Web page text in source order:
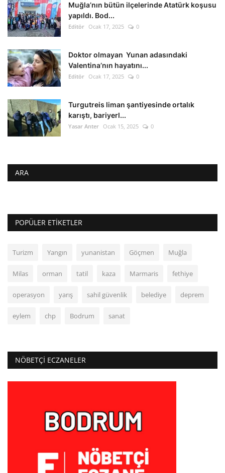
Muğla’nın bütün ilçelerinde Atatürk koşusu
yapıldı. Bod...
Editör Ocak 17, 2025 0
Doktor olmayan Yunan adasındaki
Valentina’nın hayatını...
Editör Ocak 17, 2025 0
Turgutreis liman şantiyesinde ortalık
karıştı, bariyerl...
Yasar Anter Ocak 15, 2025 0
ARA
POPÜLER ETIKETLER
Turizm Yangın yunanistan Göçmen Muğla
Milas orman tatil kaza Marmaris fethiye
operasyon yarış sahil güvenlik belediye deprem
eylem chp Bodrum sanat
NÖBETÇI ECZANELER